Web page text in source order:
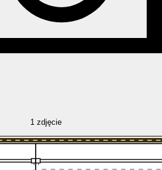
1 zdjęcie